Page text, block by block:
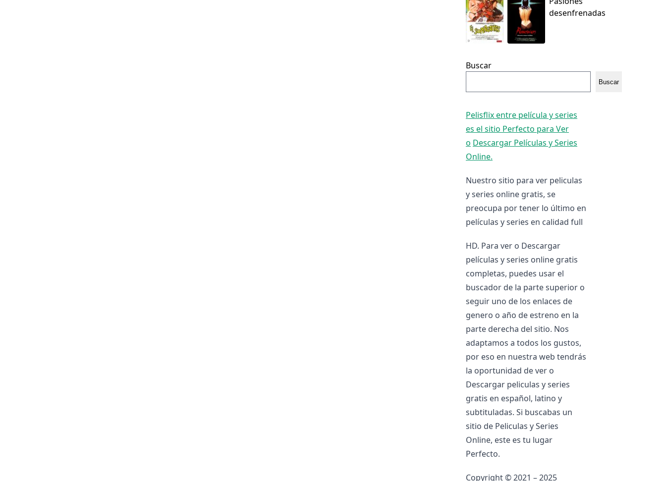
Buscar
Buscar
Pelisflix entre película y series
es el sitio Perfecto para Ver
o Descargar Películas y Series
Online.
Nuestro sitio para ver peliculas
y series online gratis, se
preocupa por tener lo último en
películas y series en calidad full
HD. Para ver o Descargar
películas y series online gratis
completas, puedes usar el
buscador de la parte superior o
seguir uno de los enlaces de
genero o año de estreno en la
parte derecha del sitio. Nos
adaptamos a todos los gustos,
por eso en nuestra web tendrás
la oportunidad de ver o
Descargar peliculas y series
gratis en español, latino y
subtituladas. Si buscabas un
sitio de Peliculas y Series
Online, este es tu lugar
Perfecto.
Copyright © 2021 – 2025